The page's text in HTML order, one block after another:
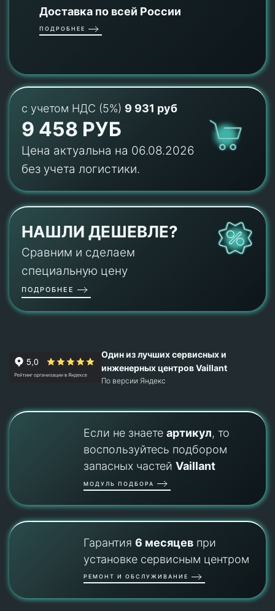
Доставка по всей России
ПОДРОБНЕЕ
с учетом НДС (5%) 9 931 руб
9 458 РУБ
Цена актуальна на 06.08.2026
без учета логистики.
НАШЛИ ДЕШЕВЛЕ?
Сравним и сделаем
специальную цену
ПОДРОБНЕЕ
Один из лучших сервисных и
инженерных центров Vaillant
По версии Яндекс
Если не знаете артикул, то
воспользуйтесь подбором
запасных частей Vaillant
МОДУЛЬ ПОДБОРА
Гарантия 6 месяцевпри
установке сервисным центром
РЕМОНТ И ОБСЛУЖИВАНИЕ